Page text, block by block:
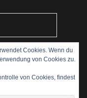
News und Reviews
Cookies. Wenn du
von Cookies zu.
von Cookies, findest